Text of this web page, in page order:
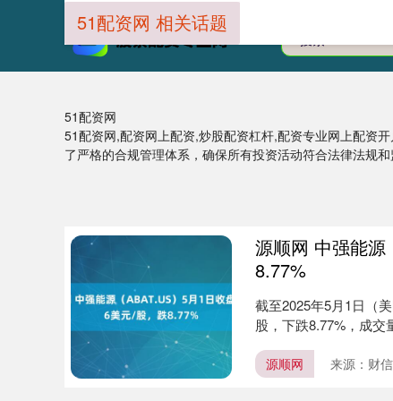
51配资网
51配资网,配资网上配资,炒股配资杠杆,配资专业网上配资
了严格的合规管理体系，确保所有投资活动符合法律法规
51配资网 相关话题
源顺网 中强能源
8.77%
截至2025年5月1日（
股，下跌8.77%，成交
源顺网 来源：财